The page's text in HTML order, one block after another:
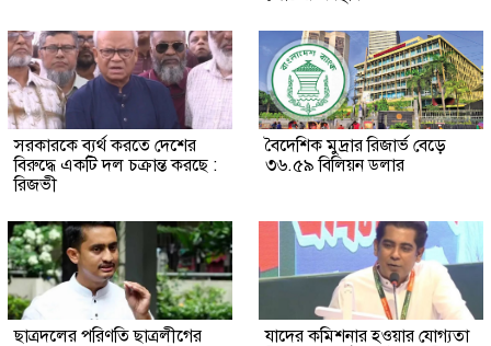
সরকারকে ব্যর্থ করতে দেশের
বিরুদ্ধে একটি দল চক্রান্ত করছে :
রিজভী
বৈদেশিক মুদ্রার রিজার্ভ বেড়ে
৩৬.৫৯ বিলিয়ন ডলার
ছাত্রদলের পরিণতি ছাত্রলীগের
যাদের কমিশনার হওয়ার যোগ্যতা